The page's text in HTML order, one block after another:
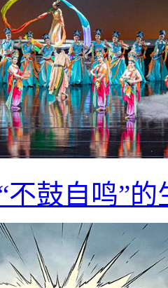
不鼓自鸣”